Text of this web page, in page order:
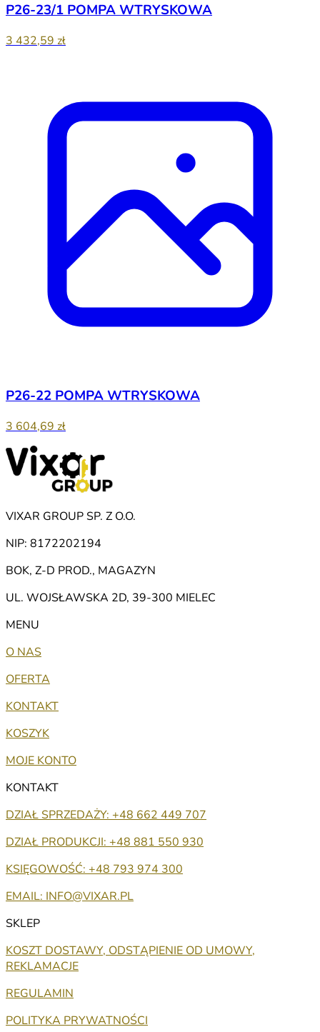
P26-23/1 POMPA WTRYSKOWA
3 432,59 zł
P26-22 POMPA WTRYSKOWA
3 604,69 zł
VIXAR GROUP SP. Z O.O.
NIP: 8172202194
BOK, Z-D PROD., MAGAZYN
UL. WOJSŁAWSKA 2D, 39-300 MIELEC
MENU
O NAS
OFERTA
KONTAKT
KOSZYK
MOJE KONTO
KONTAKT
DZIAŁ SPRZEDAŻY: +48 662 449 707
DZIAŁ PRODUKCJI: +48 881 550 930
KSIĘGOWOŚĆ: +48 793 974 300
EMAIL: INFO@VIXAR.PL
SKLEP
KOSZT DOSTAWY, ODSTĄPIENIE OD UMOWY,
REKLAMACJE
REGULAMIN
POLITYKA PRYWATNOŚCI